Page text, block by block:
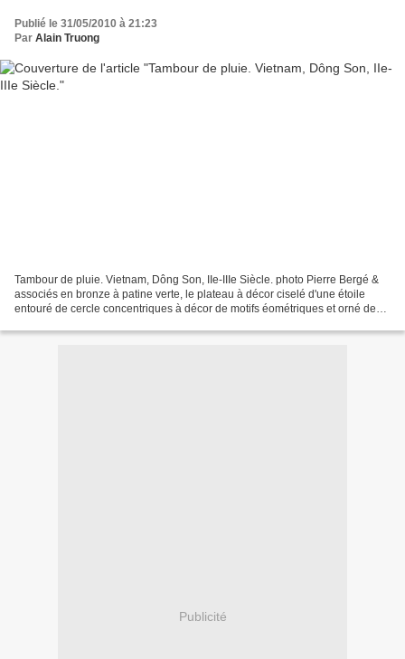
Publié le 31/05/2010 à 21:23
Par Alain Truong
Tambour de pluie. Vietnam, Dông Son, IIe-IIIe Siècle. photo Pierre Bergé &
associés en bronze à patine verte, le plateau à décor ciselé d'une étoile
entouré de cercle concentriques à décor de motifs éométriques et orné de
Publicité